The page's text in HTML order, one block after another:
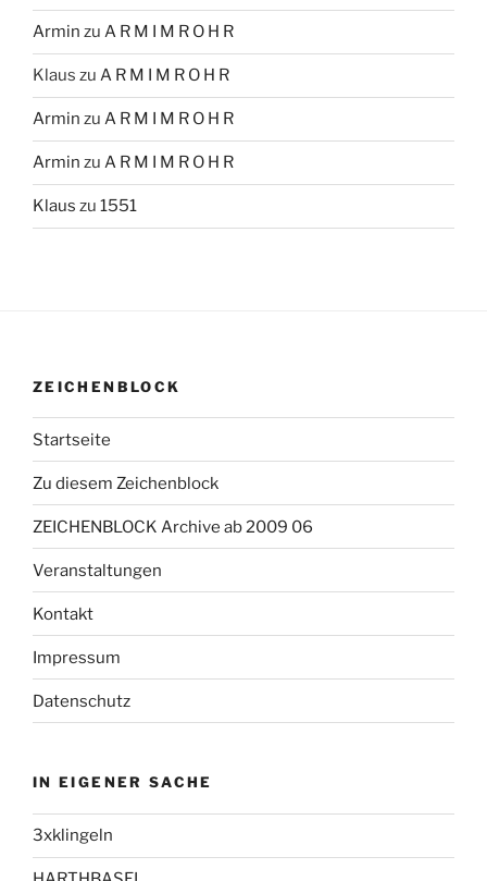
Armin zu A R M I M R O H R
Klaus zu A R M I M R O H R
Armin zu A R M I M R O H R
Armin zu A R M I M R O H R
Klaus zu 1551
ZEICHENBLOCK
Startseite
Zu diesem Zeichenblock
ZEICHENBLOCK Archive ab 2009 06
Veranstaltungen
Kontakt
Impressum
Datenschutz
IN EIGENER SACHE
3xklingeln